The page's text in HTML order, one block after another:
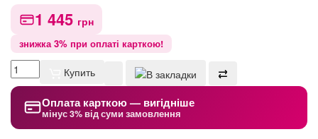
1 445 грн
знижка 3% при оплаті карткою!
Купить
Оплата карткою — вигідніше
мінус 3% від суми замовлення